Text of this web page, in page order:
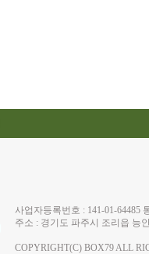
사업자등록번호 : 141-01-
주소 : 경기도 파주시 조리읍 능
COPYRIGHT(C) BOX79 ALL